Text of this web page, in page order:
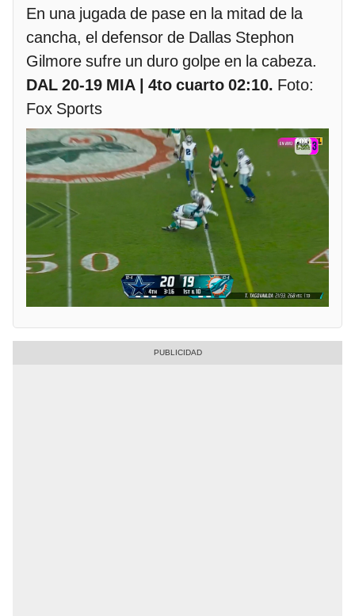
En una jugada de pase en la mitad de la
cancha, el defensor de Dallas Stephon
Gilmore sufre un duro golpe en la cabeza.
DAL 20-19 MIA | 4to cuarto 02:10. Foto:
Fox Sports